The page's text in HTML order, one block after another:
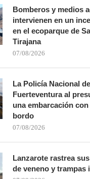
Bomberos y medios
intervienen en un
en el ecoparque de
Tirajana
07/08/2026
La Policía Nacional
Fuerteventura al
una embarcación
bordo
07/08/2026
Lanzarote rastrea
de veneno y trampas